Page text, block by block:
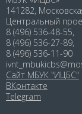
141282,
Центральный
8 (496) 536-48-55,
8 (496) 536-27-89,
8 (496) 536-11-90
Сайт МБУК "ИЦБС"
ВКонтакте
Telegram